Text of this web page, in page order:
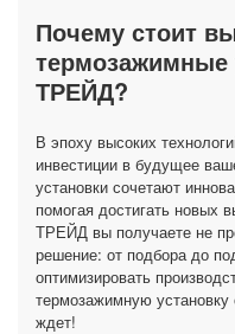
Почему стоит
термозажимные
ТРЕЙД?
В эпоху высоких
инвестиции в будущее
установки сочетают
помогая достигать
ТРЕЙД вы получаете не
решение: от подбора до
оптимизировать
термозажимную
ждет!